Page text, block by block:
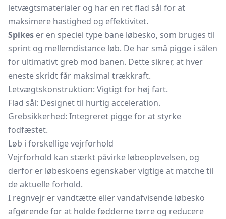
letvægtsmaterialer og har en ret flad sål for at
maksimere hastighed og effektivitet.
Spikes er en speciel type bane løbesko, som bruges til
sprint og mellemdistance løb. De har små pigge i sålen
for ultimativt greb mod banen. Dette sikrer, at hver
eneste skridt får maksimal trækkraft.
Letvægtskonstruktion: Vigtigt for høj fart.
Flad sål: Designet til hurtig acceleration.
Grebsikkerhed: Integreret pigge for at styrke
fodfæstet.
Løb i forskellige vejrforhold
Vejrforhold kan stærkt påvirke løbeoplevelsen, og
derfor er løbeskoens egenskaber vigtige at matche til
de aktuelle forhold.
I regnvejr er vandtætte eller vandafvisende løbesko
afgørende for at holde fødderne tørre og reducere